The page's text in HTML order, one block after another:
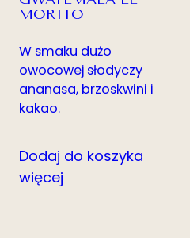
MORITO
W smaku dużo
owocowej słodyczy
ananasa, brzoskwini i
kakao.
Dodaj do koszyka
więcej